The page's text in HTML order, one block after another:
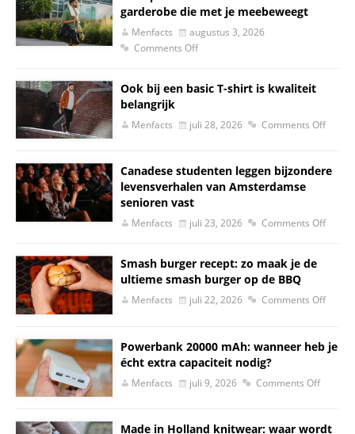
garderobe die met je meebeweegt
Menfacts
augustus 3, 2026
Comments Off
Ook bij een basic T-shirt is kwaliteit
belangrijk
Menfacts juli 28, 2026 Comments Off
Canadese studenten leggen bijzondere
levensverhalen van Amsterdamse
senioren vast
Menfacts juli 23, 2026 Comments Off
Smash burger recept: zo maak je de
ultieme smash burger op de BBQ
Menfacts juli 22, 2026 Comments Off
Powerbank 20000 mAh: wanneer heb je
écht extra capaciteit nodig?
Menfacts juli 9, 2026 Comments Off
Made in Holland knitwear: waar wordt